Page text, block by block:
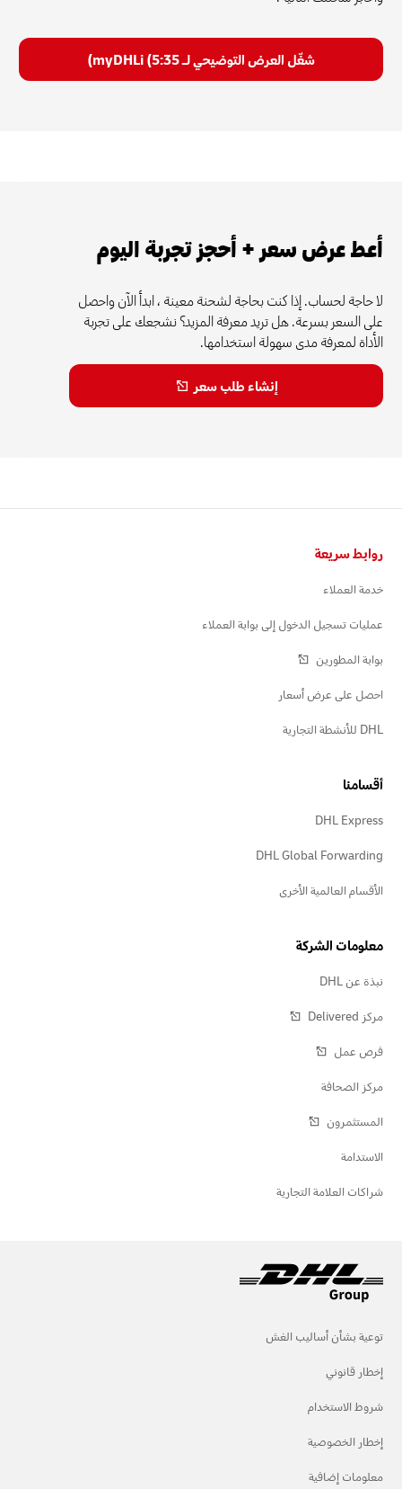
شغّل العرض التوضيحي لـ myDHLi (5:35)
أعط عرض سعر + أحجز تجربة اليوم
لا حاجة لحساب. إذا كنت بحاجة لشحنة معينة ، ابدأ الآن واحصل
على السعر بسرعة. هل تريد معرفة المزيد؟ نشجعك على تجربة
الأداة لمعرفة مدى سهولة استخدامها.
إنشاء طلب سعر
روابط سريعة
خدمة العملاء
عمليات تسجيل الدخول إلى بوابة العملاء
بوابة المطورين
احصل على عرض أسعار
DHL للأنشطة التجارية
أقسامنا
DHL Express
DHL Global Forwarding
الأقسام العالمية الأخرى
معلومات الشركة
نبذة عن DHL
مركز Delivered‎
فرص عمل
مركز الصحافة
المستثمرون
الاستدامة
شراكات العلامة التجارية
توعية بشأن أساليب الغش
إخطار قانوني
شروط الاستخدام
إخطار الخصوصية
معلومات إضافية